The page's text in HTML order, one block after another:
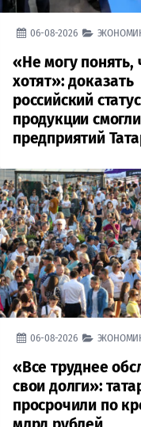
06-08-2026
«Не могу понять,
хотят»: доказать
российский статус
продукции
предприятий
06-08-2026
«Все труднее
свои долги»:
просрочили по